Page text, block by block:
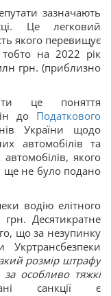
зазначають
Це легковий
якого перевищує
на 2022 рік
грн. (приблизно
це поняття
до Податкового
України щодо
автомобілів та
якого
ще не було подано
водію елітного
Десятикратне
що за незупинку
розмір штрафу
за особливо тяжкі
санкції є